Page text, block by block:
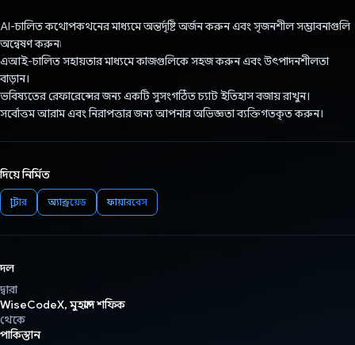
AI-চালিত কথোপকথনের মাধ্যমে অন্তর্দৃষ্টি অর্জন করুন এবং সৃজনশীল সম্ভাবনাগুলি
অন্বেষণ করুন৷
এআই-চালিত সহায়তার মাধ্যমে কাজগুলিকে সহজ করুন এবং উৎপাদনশীলতা
বাড়ান।
ভবিষ্যতের রেফারেন্সের জন্য একটি সুসংগঠিত চ্যাট ইতিহাস বজায় রাখুন।
সর্বোত্তম আরাম এবং নিরাপত্তার জন্য আপনার অভিজ্ঞতা ব্যক্তিগতকৃত করুন।
দিয়ে নির্মিত
ফ্লাটার অ্যান্ড্রয়েড ফায়ারবেস
দল
দ্বারা
WiseCodeX, মুহাম্মদ শফিক
থেকে
পাকিস্তান